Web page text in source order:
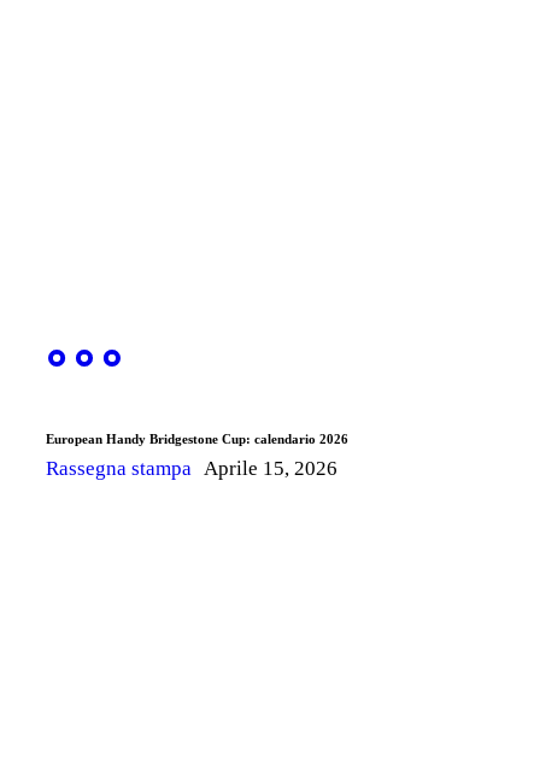
European Handy Bridgestone Cup: calendario 2026
Rassegna stampa Aprile 15, 2026